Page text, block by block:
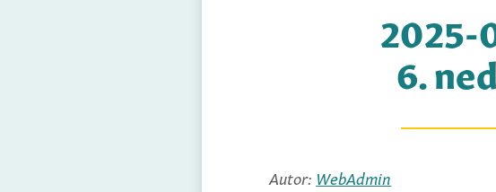
2025-
6.
Autor: WebAdmin